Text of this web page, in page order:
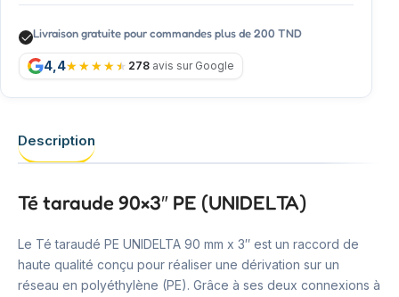
Livraison gratuite pour commandes plus de 200 TND
4,4 278 avis sur Google
Description
Té taraude 90×3″ PE (UNIDELTA)
Le Té taraudé PE UNIDELTA 90 mm x 3″ est un raccord de
haute qualité conçu pour réaliser une dérivation sur un
réseau en polyéthylène (PE). Grâce à ses deux connexions à